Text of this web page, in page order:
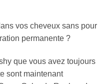
vos cheveux sans pour
permanente ?
que vous avez toujours
sont maintenant